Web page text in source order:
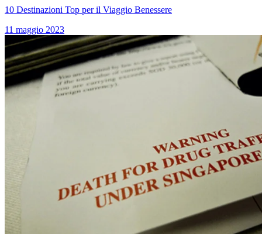
10 Destinazioni Top per il Viaggio Benessere
11 maggio 2023